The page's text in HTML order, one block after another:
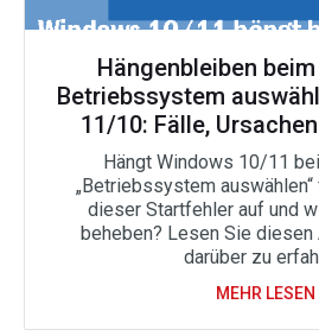
Hängenbleiben
Betriebssystem
11/10: Fälle,
Hängt Windows 10/11
„Betriebssystem
dieser Startfehler auf und
beheben? Lesen Sie diesen
darüber zu
MEHR LESEN